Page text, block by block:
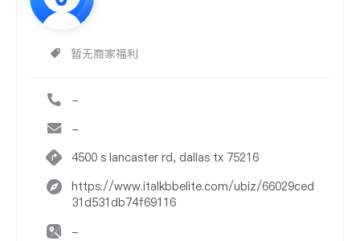
暂无商家福利
-
-
4500 s lancaster rd, dallas tx 75216
https://www.italkbbelite.com/ubiz/66029ced
31d531db74f69116
-